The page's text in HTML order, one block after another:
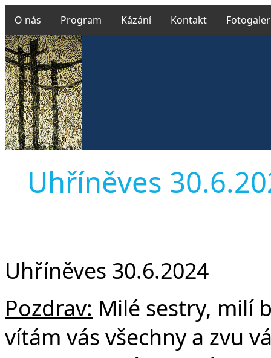
O nás Program Kázání Kontakt
Uhříněves
Uhříněves 30.6.2024
Pozdrav: Milé sestry, milí
vítám vás všechny a zvu